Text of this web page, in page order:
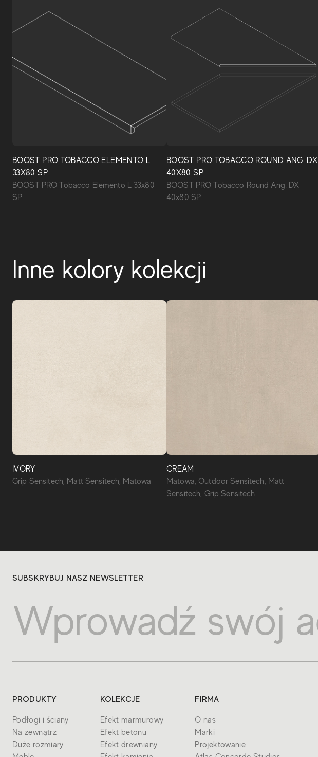
BOOST PRO TOBACCO ELEMENTO L
33X80 SP
BOOST PRO Tobacco Elemento L 33x80
SP
BOOST PRO TOBACCO ROUND ANG. DX
40X80 SP
BOOST PRO Tobacco Round Ang. DX
40x80 SP
Inne kolory kolekcji
IVORY
Grip Sensitech, Matt Sensitech, Matowa
CREAM
Matowa, Outdoor Sensitech, Matt
Sensitech, Grip Sensitech
SUBSKRYBUJ NASZ NEWSLETTER
PRODUKTY
Podłogi i ściany
Na zewnątrz
Duże rozmiary
KOLEKCJE
Efekt marmurowy
Efekt betonu
Efekt drewniany
FIRMA
O nas
Marki
Projektowanie